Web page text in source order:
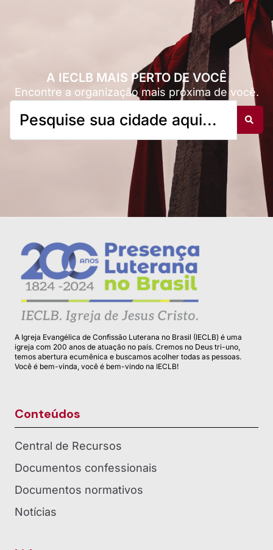
A IECLB MAIS PERTO DE VOCÊ
Encontre a organização mais próxima de você.
A Igreja Evangélica de Confissão Luterana no Brasil (IECLB) é uma
igreja com 200 anos de atuação no país. Cremos no Deus tri-uno,
temos abertura ecumênica e buscamos acolher todas as pessoas.
Você é bem-vinda, você é bem-vindo na IECLB!
Conteúdos
Central de Recursos
Documentos confessionais
Documentos normativos
Notícias